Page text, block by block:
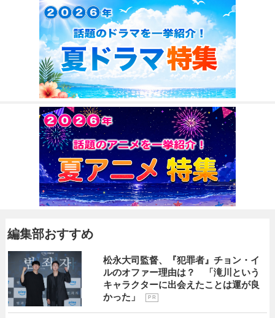
編集部おすすめ
松永大司監督、『犯罪者』チョン・イ
ルのオファー理由は？ 「滝川という
キャラクターに出会えたことは運が良
かった」
P R